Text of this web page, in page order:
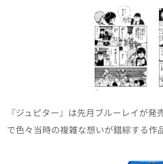
『ジュピター』は先月ブルーレイが
で色々当時の複雑な想いが錯綜する作